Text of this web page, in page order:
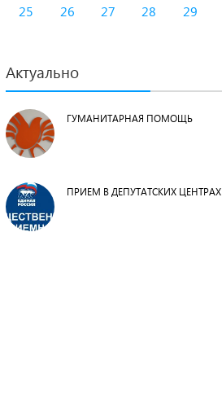
25
26 27 28 29
Актуально
ГУМАНИТАРНАЯ ПОМОЩЬ
ПРИЕМ В ДЕПУТАТСКИХ ЦЕНТРАХ